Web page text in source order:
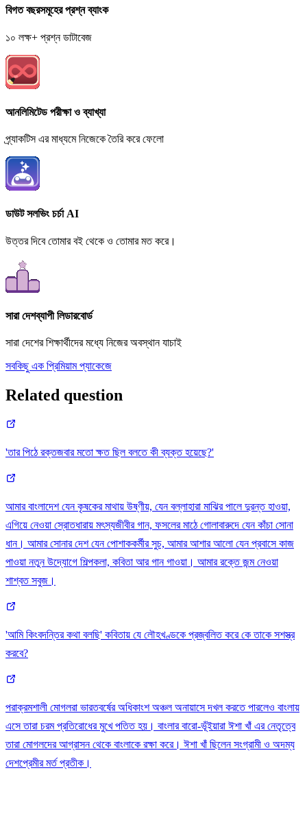
বিগত বছরসমূহের প্রশ্ন ব্যাংক
১০ লক্ষ+ প্রশ্ন ডাটাবেজ
আনলিমিটেড পরীক্ষা ও ব্যাখ্যা
প্র্যাকটিস এর মাধ্যমে নিজেকে তৈরি করে ফেলো
ডাউট সলভিং চর্চা AI
উত্তর দিবে তোমার বই থেকে ও তোমার মত করে।
সারা দেশব্যাপী লিডারবোর্ড
সারা দেশের শিক্ষার্থীদের মধ্যে নিজের অবস্থান যাচাই
সবকিছু এক প্রিমিয়াম প্যাকেজে
Related question
'তার পিঠে রক্তজবার মতো ক্ষত ছিল বলতে কী ব্যক্ত হয়েছে?'
আমার বাংলাদেশ যেন কৃষকের মাথায় উষ্ণীয়, যেন বল্লাহারা মাঝির পালে দুরন্ত হাওয়া,
এগিয়ে নেওয়া স্রোতধারায় মৎস্যজীবীর গান, ফসলের মাঠে গোলাবারুদে যেন কাঁচা সোনা
ধান। আমার সোনার দেশ যেন পোশাককর্মীর সুচ, আমার আশার আলো যেন প্রবাসে কাজ
পাওয়া নতুন উদ্যোগে শিল্পকলা, কবিতা আর গান গাওয়া। আমার রক্তে জন্ম নেওয়া
শাশ্বত সবুজ।
'আমি কিংবদন্তির কথা বলছি' কবিতায় যে লৌহখণ্ডকে প্রজ্বলিত করে কে তাকে সশস্ত্র
করবে?
পরাক্রমশালী মোগলরা ভারতবর্ষের অধিকাংশ অঞ্চল অনায়াসে দখল করতে পারলেও বাংলায়
এসে তারা চরম প্রতিরোধের মুখে পতিত হয়। বাংলার বারো-ভূঁইয়ারা ঈশা খাঁ এর নেতৃত্বে
তারা মোগলদের আগ্রাসন থেকে বাংলাকে রক্ষা করে। ঈশা খাঁ ছিলেন সংগ্রামী ও অদম্য
দেশপ্রেমীর মর্ত প্রতীক।